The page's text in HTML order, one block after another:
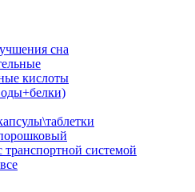
сна
кислоты
транспортной системой